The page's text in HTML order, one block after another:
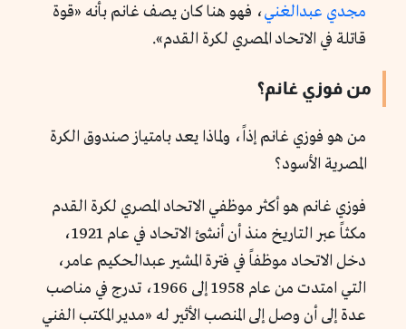
مجدي عبدالغني، فهو هنا كان يصف غانم بأنه «قوة
قاتلة في الاتحاد المصري لكرة القدم».
من فوزي غانم؟
من هو فوزي غانم إذاً، ولماذا يعد بامتياز صندوق الكرة
المصرية الأسود؟
فوزي غانم هو أكثر موظفي الاتحاد المصري لكرة القدم
مكثاً عبر التاريخ منذ أن أنشئ الاتحاد في عام 1921،
دخل الاتحاد موظفاً في فترة المشير عبدالحكيم عامر،
التي امتدت من عام 1958 إلى 1966، تدرج في مناصب
عدة إلى أن وصل إلى المنصب الأثير له «مدير المكتب الفني